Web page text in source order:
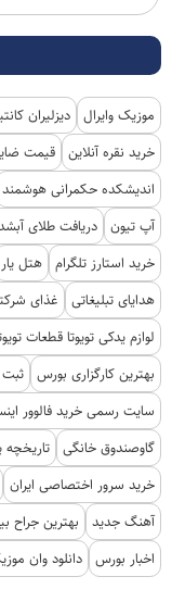
موزیک وایرال دیزلیران
خرید نقره آنلاین قیمت
اندیشکده حکمرانی هوشمند
آپ تیون دریافت طلای
خرید استارز تلگرام هتل یار
هدایای تبلیغاتی
غذای
لوازم یدکی تویوتا قطعات
بهترین کارگزاری بورس
ثبت
سایت رسمی خرید فالوور
گاوصندوق خانگی
خرید سرور اختصاصی ایران
آهنگ جدید
بهترین جراح
اخبار بورس
دانلود وان